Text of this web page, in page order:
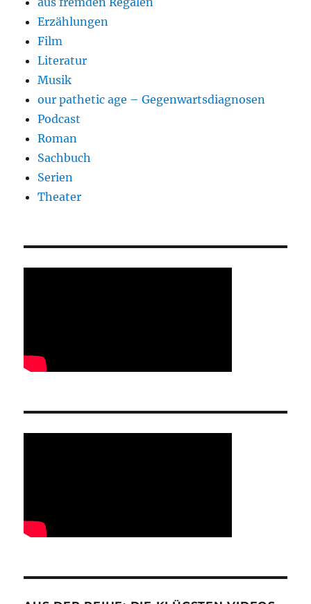
Erzählungen
Film
Literatur
Musik
our pathetic age – Gegenwartsdiagnosen
Podcast
Roman
Sachbuch
Serien
Theater